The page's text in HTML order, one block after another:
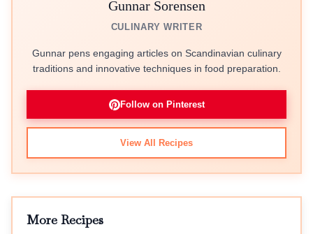
Gunnar Sorensen
CULINARY WRITER
Gunnar pens engaging articles on Scandinavian culinary
traditions and innovative techniques in food preparation.
Follow on Pinterest
View All Recipes
More Recipes